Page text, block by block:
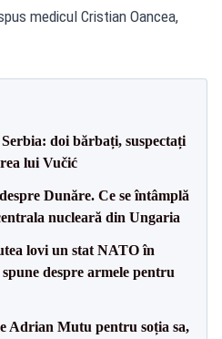
medicul Cristian Oancea,
doi bărbați, suspectați
lui Vučić
Dunăre. Ce se întâmplă
nucleară din Ungaria
lovi un stat NATO în
despre armele pentru
Adrian Mutu pentru soția sa,